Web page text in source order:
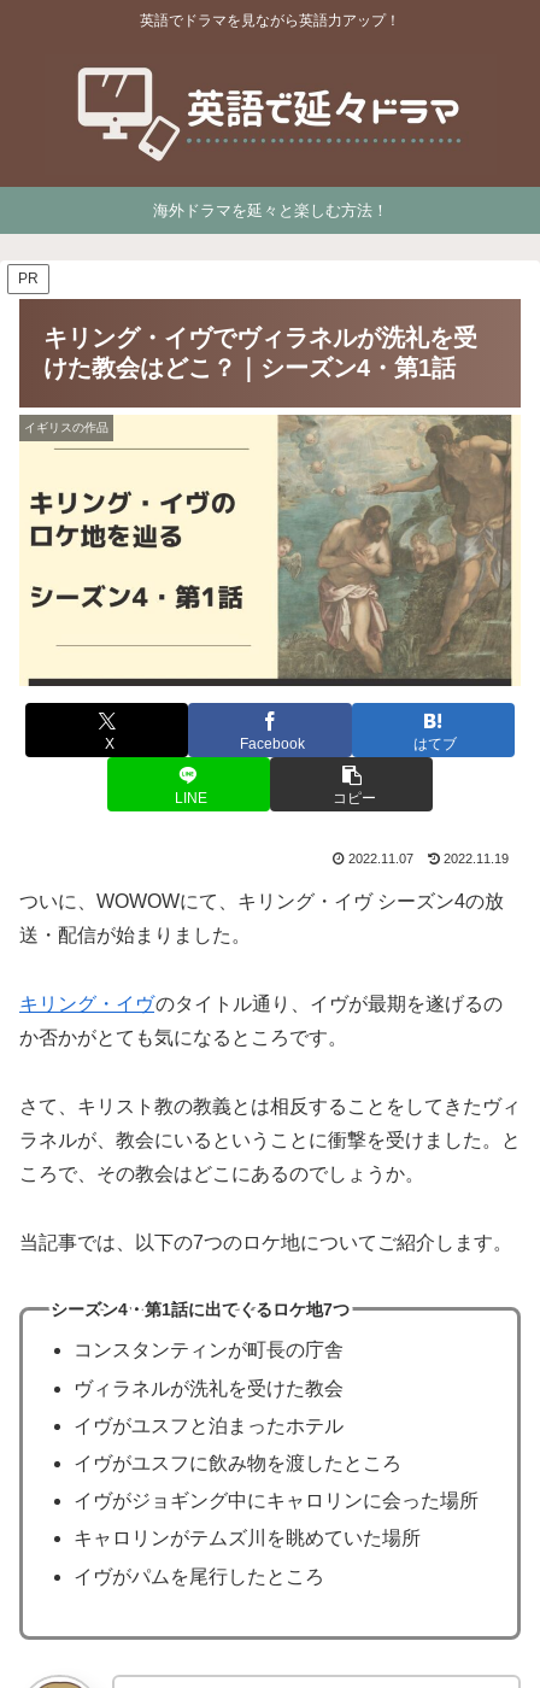
英語でドラマを見ながら英語力アップ！
海外ドラマを延々と楽しむ方法！
PR
キリング・イヴでヴィラネルが洗礼を受
けた教会はどこ？｜シーズン4・第1話
イギリスの作品
X Facebook はてブ
LINE コピー
2022.11.07 2022.11.19
ついに、WOWOWにて、キリング・イヴ シーズン4の放
送・配信が始まりました。
キリング・イヴのタイトル通り、イヴが最期を遂げるの
か否かがとても気になるところです。
さて、キリスト教の教義とは相反することをしてきたヴィ
ラネルが、教会にいるということに衝撃を受けました。と
ころで、その教会はどこにあるのでしょうか。
当記事では、以下の7つのロケ地についてご紹介します。
シーズン4・第1話に出てくるロケ地7つ
コンスタンティンが町長の庁舎
ヴィラネルが洗礼を受けた教会
イヴがユスフと泊まったホテル
イヴがユスフに飲み物を渡したところ
イヴがジョギング中にキャロリンに会った場所
キャロリンがテムズ川を眺めていた場所
イヴがパムを尾行したところ